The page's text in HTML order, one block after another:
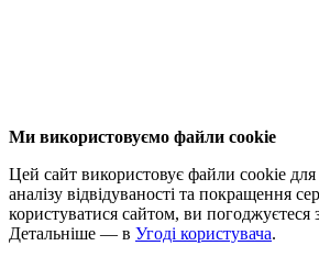
Ми використовуємо файли cookie
Цей сайт використовує файли cookie для
аналізу відвідуваності та покращення
користуватися сайтом, ви погоджуєтеся
Детальніше — в Угоді користувача.